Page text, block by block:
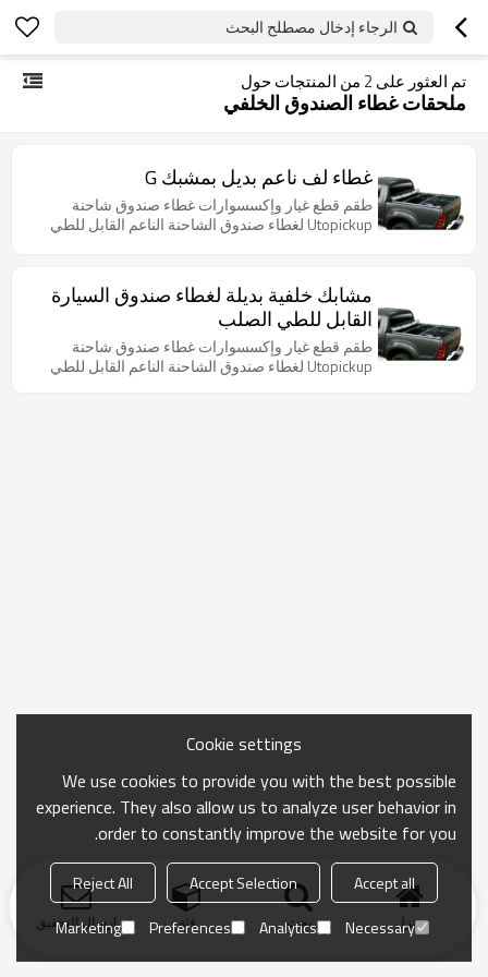
الرجاء إدخال مصطلح البحث
تم العثور على 2 من المنتجات حول
ملحقات غطاء الصندوق الخلفي
غطاء لف ناعم بديل بمشبك G
طقم قطع غيار وإكسسوارات غطاء صندوق شاحنة
Utopickup لغطاء صندوق الشاحنة الناعم القابل للطي
مشابك خلفية بديلة لغطاء صندوق السيارة
القابل للطي الصلب
طقم قطع غيار وإكسسوارات غطاء صندوق شاحنة
Utopickup لغطاء صندوق الشاحنة الناعم القابل للطي
منزل بحث فئة ارسال التحقيق
Cookie settings
We use cookies to provide you with the best possible
experience. They also allow us to analyze user behavior in
order to constantly improve the website for you.
Accept all
Accept Selection
Reject All
Necessary
Analytics
Preferences
Marketing